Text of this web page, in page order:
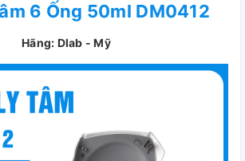
6 Ống 50ml DM0412
Hãng: Dlab - Mỹ